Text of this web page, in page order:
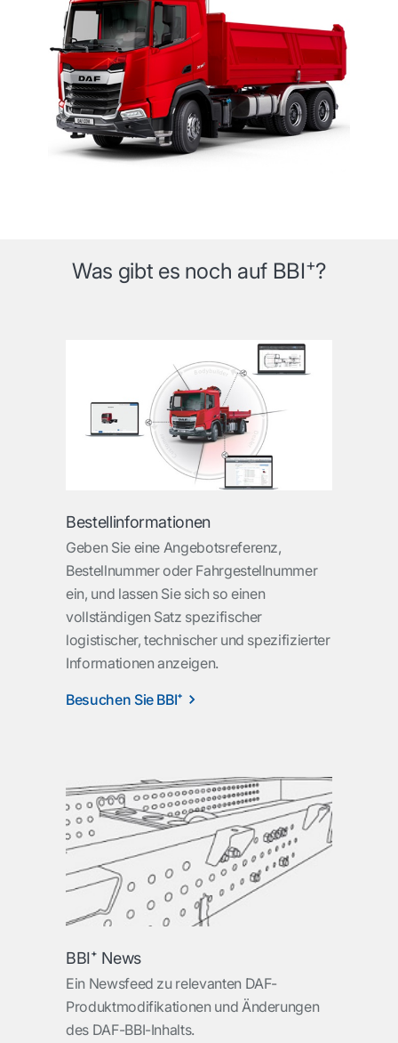
Was gibt es noch auf BBI+?
Bestellinformationen
Geben Sie eine Angebotsreferenz,
Bestellnummer oder Fahrgestellnummer
ein, und lassen Sie sich so einen
vollständigen Satz spezifischer
logistischer, technischer und spezifizierter
Informationen anzeigen.
Besuchen Sie BBI⁺
BBI⁺ News
Ein Newsfeed zu relevanten DAF-
Produktmodifikationen und Änderungen
des DAF-BBI-Inhalts.